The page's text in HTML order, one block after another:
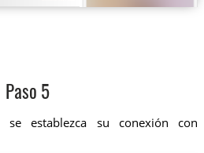
Paso 5
establezca su conexión con